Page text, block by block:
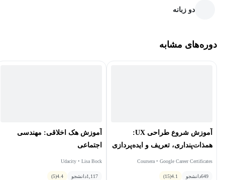
دو زبانه
دوره‌های مشابه
آموزش شروع طراحی UX:
همذات‌پنداری، تعریف و ایده‌پردازی
Coursera • Google Career Certificates
649دانشجو 4.1
(15)
آموزش هک اخلاقی: مهندسی
اجتماعی
Udacity • Lisa Bock
1,117دانشجو 4.4
(5)